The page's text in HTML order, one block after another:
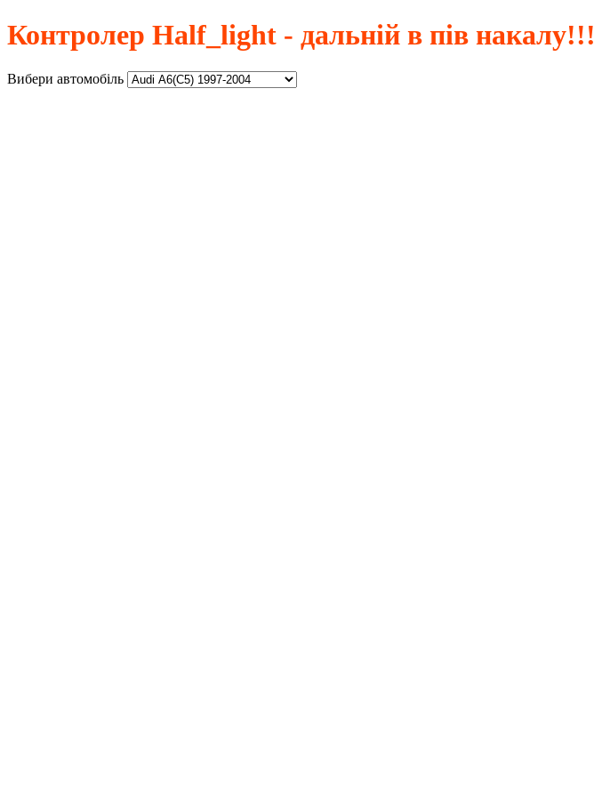
Контролер Half_light - дальній в пів накалу!!!
Вибери автомобіль